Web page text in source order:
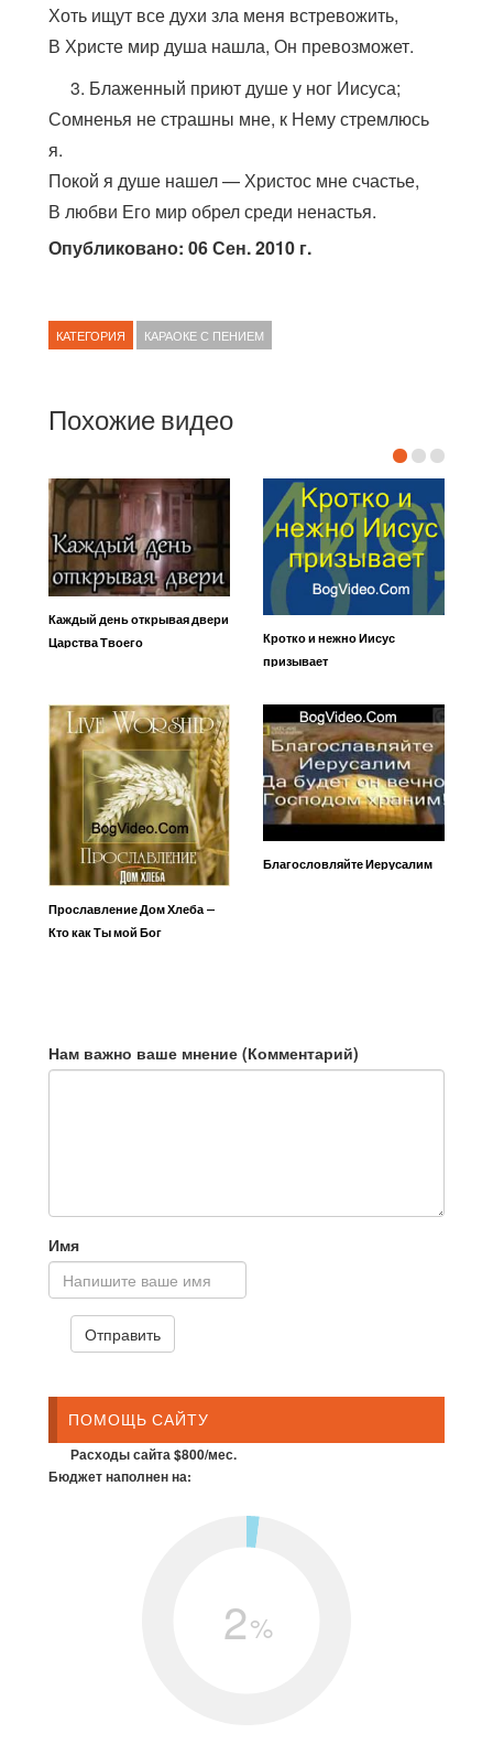
Хоть ищут все духи зла меня встревожить,
В Христе мир душа нашла, Он превозможет.
3. Блаженный приют душе у ног Иисуса;
Сомненья не страшны мне, к Нему стремлюсь
я.
Покой я душе нашел — Христос мне счастье,
В любви Его мир обрел среди ненастья.
Опубликовано: 06 Сен. 2010 г.
КАТЕГОРИЯ КАРАОКЕ С ПЕНИЕМ
Похожие видео
Каждый день открывая двери
Царства Твоего
Кротко и нежно Иисус
призывает
Прославление Дом Хлеба —
Кто как Ты мой Бог
Благословляйте Иерусалим
Нам важно ваше мнение (Комментарий)
Имя
ПОМОЩЬ САЙТУ
Расходы сайта $800/мес.
Бюджет наполнен на:
2%